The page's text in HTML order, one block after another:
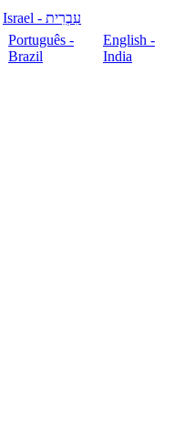
עִבְרִית - Israel
Português -
Brazil
English -
India